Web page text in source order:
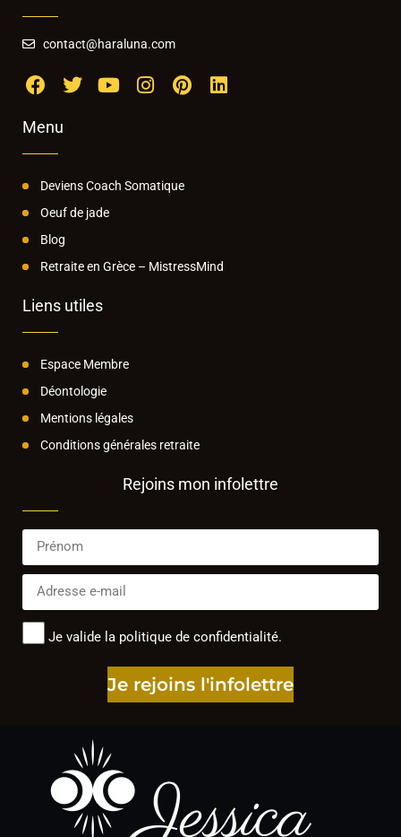
contact@haraluna.com
Menu
Deviens Coach Somatique
Oeuf de jade
Blog
Retraite en Grèce – MistressMind
Liens utiles
Espace Membre
Déontologie
Mentions légales
Conditions générales retraite
Rejoins mon infolettre
Je valide la politique de confidentialité.
Je rejoins l'infolettre